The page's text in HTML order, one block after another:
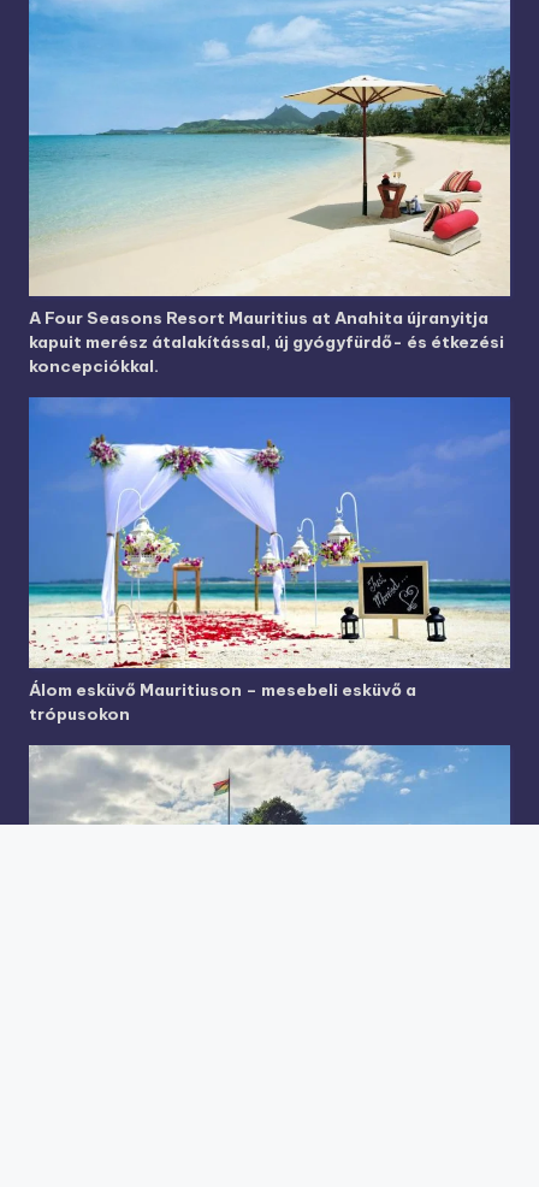
A Four Seasons Resort Mauritius at Anahita újranyitja
kapuit merész átalakítással, új gyógyfürdő- és étkezési
koncepciókkal.
Álom esküvő Mauritiuson – mesebeli esküvő a
trópusokon